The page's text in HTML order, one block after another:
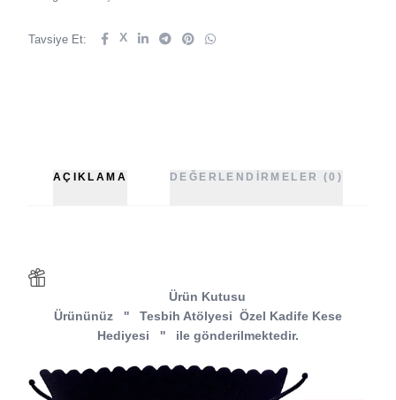
Tavsiye Et: X
AÇIKLAMA DEĞERLENDIRMELER (0)
Ürün Kutusu
Ürününüz
'' Tesbih Atölyesi Özel Kadife Kese
Hediyesi
'' ile gönderilmektedir.